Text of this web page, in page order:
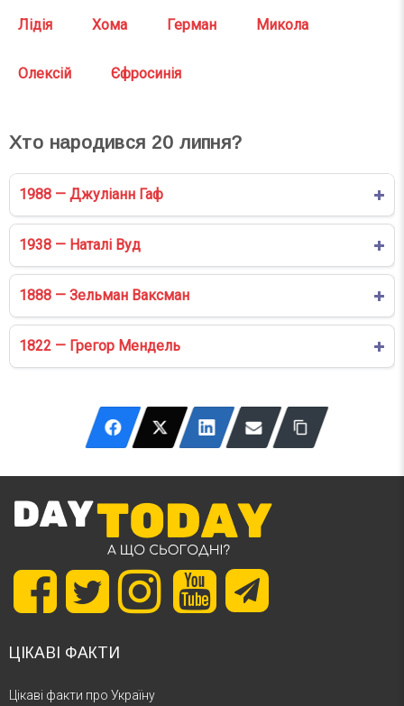
Лідія Хома Герман Микола
Олексій Єфросинія
Хто народився 20 липня?
1988 — Джуліанн Гаф
1938 — Наталі Вуд
1888 — Зельман Ваксман
1822 — Грегор Мендель
ЦІКАВІ ФАКТИ
Цікаві факти про Україну